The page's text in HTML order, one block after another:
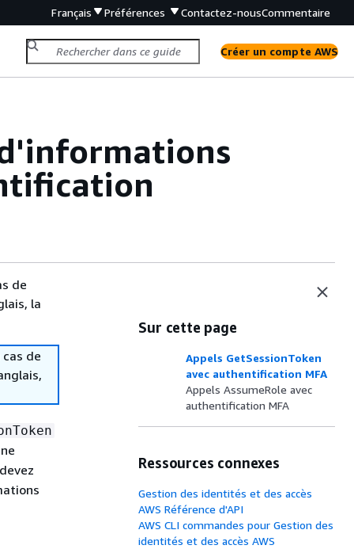
Français Préférences Contactez-nousCommentaire
Créer un compte AWS
de
la
de
Sur cette page
Appels GetSessionToken
avec authentification MFA
Appels AssumeRole avec
authentification MFA
Ressources connexes
Gestion des identités et des accès
AWS Référence d'API
AWS CLI commandes pour Gestion des
identités et des accès AWS